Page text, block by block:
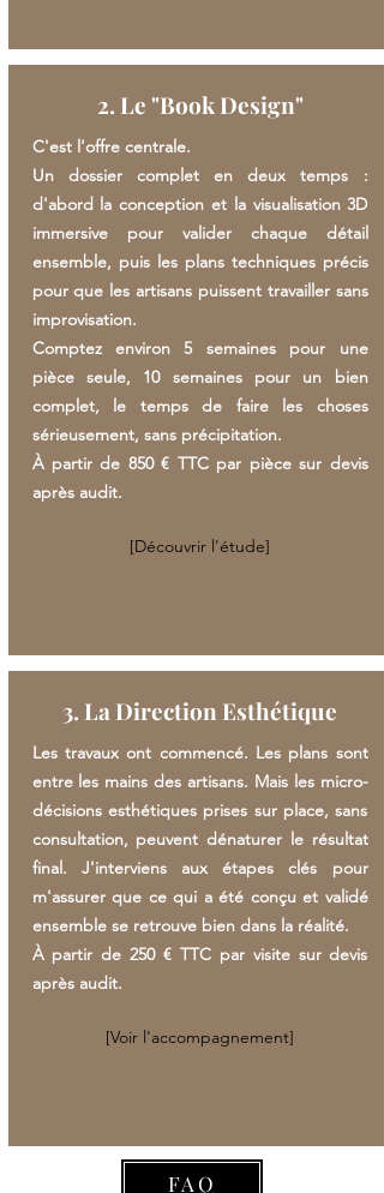
2. Le "Book Design"
C'est l'offre centrale.
Un dossier complet en deux temps :
d'abord la conception et la visualisation 3D
immersive pour valider chaque détail
ensemble, puis les plans techniques précis
pour que les artisans puissent travailler sans
improvisation.
Comptez environ 5 semaines pour une
pièce seule, 10 semaines pour un bien
complet, le temps de faire les choses
sérieusement, sans précipitation.
À partir de 850 € TTC par pièce sur devis
après audit.
[Découvrir l'étude]
3. La Direction Esthétique
Les travaux ont commencé. Les plans sont
entre les mains des artisans. Mais les micro-
décisions esthétiques prises sur place, sans
consultation, peuvent dénaturer le résultat
final. J'interviens aux étapes clés pour
m'assurer que ce qui a été conçu et validé
ensemble se retrouve bien dans la réalité.
À partir de 250 € TTC par visite sur devis
après audit.
[Voir l'accompagnement]
FAQ